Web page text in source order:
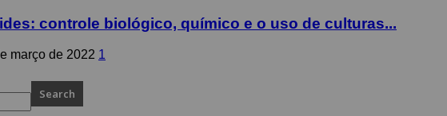
controle biológico, químico e o uso de culturas...
março de 2022 1